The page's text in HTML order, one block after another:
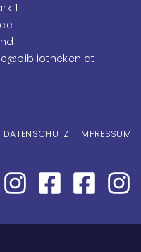
1
DATENSCHUTZ IMPRESSUM